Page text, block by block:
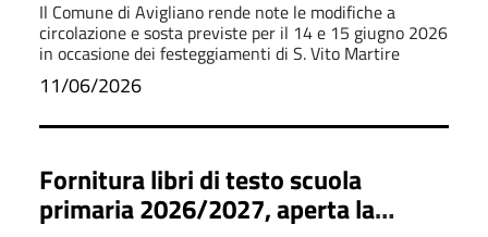
Il Comune di Avigliano rende note le modifiche a
circolazione e sosta previste per il 14 e 15 giugno 2026
in occasione dei festeggiamenti di S. Vito Martire
11/06/2026
Fornitura libri di testo scuola
primaria 2026/2027, aperta la